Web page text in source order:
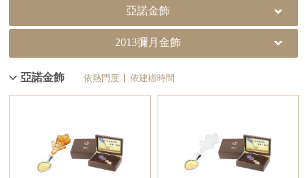
亞諾金飾
2013彌月金飾
亞諾金飾 依熱門度 依建檔時間